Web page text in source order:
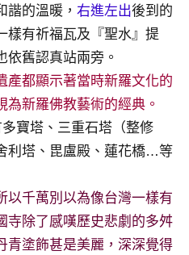
諧的溫暖， 右進左出後到的
樣有祈福瓦及『聖水』提
依舊認真站兩旁。
產都顯示著當時新羅文化的
新羅佛教藝術的經典。
寶塔、三重石塔（整修
利塔、毘盧殿、蓮花橋…等
以千萬別以為像台灣一樣有
寺除了感嘆歷史悲劇的多舛
青塗飾甚是美麗，深深覺得